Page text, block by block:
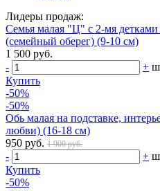
Лидеры продаж:
Семья малая "Ц" с 2-мя детками
(семейный оберег) (9-10 см)
1 500 руб.
-
+
Купить
-50%
-50%
Обь малая на подставке,
любви) (16-18 см)
950 руб. 1 900 руб.
- +
Купить
-50%